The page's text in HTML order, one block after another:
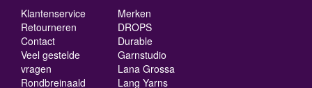
Klantenservice
Retourneren
Contact
Veel gestelde
vragen
Rondbreinaald
Merken
DROPS
Durable
Garnstudio
Lana Grossa
Lang Yarns